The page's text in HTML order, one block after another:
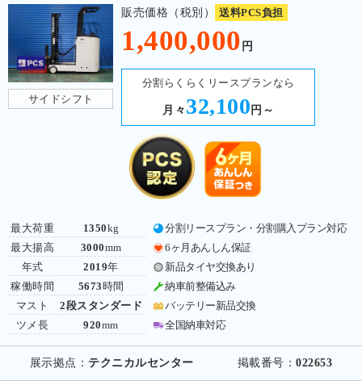
サイドシフト
販売価格（税別） 送料PCS負担
1,400,000 円
分割らくらくリースプランなら
月々 32,100 円～
最大荷重
最大揚高
年式
稼働時間
マスト
ツメ長
1350kg
3000mm
2019年
5673 時間
2段スタンダード
920mm
分割リースプラン・分割購入プラン対応
6ヶ月あんしん保証
新品タイヤ交換あり
納車前整備込み
バッテリー新品交換
全国納車対応
展示拠点： テクニカルセンター 掲載番号：022653